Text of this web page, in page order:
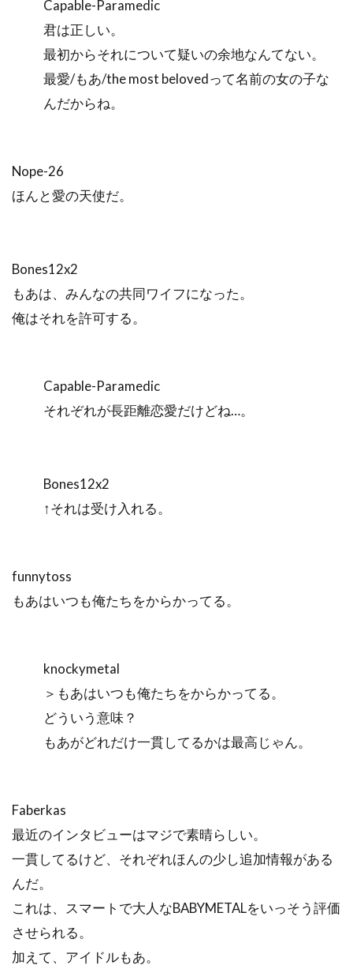
Capable-Paramedic
君は正しい。
最初からそれについて疑いの余地なんてない。
最愛/もあ/the most belovedって名前の女の子な
んだからね。
Nope-26
ほんと愛の天使だ。
Bones12x2
もあは、みんなの共同ワイフになった。
俺はそれを許可する。
Capable-Paramedic
それぞれが長距離恋愛だけどね…。
Bones12x2
↑それは受け入れる。
funnytoss
もあはいつも俺たちをからかってる。
knockymetal
＞もあはいつも俺たちをからかってる。
どういう意味？
もあがどれだけ一貫してるかは最高じゃん。
Faberkas
最近のインタビューはマジで素晴らしい。
一貫してるけど、それぞれほんの少し追加情報がある
んだ。
これは、スマートで大人なBABYMETALをいっそう評価
させられる。
加えて、アイドルもあ。